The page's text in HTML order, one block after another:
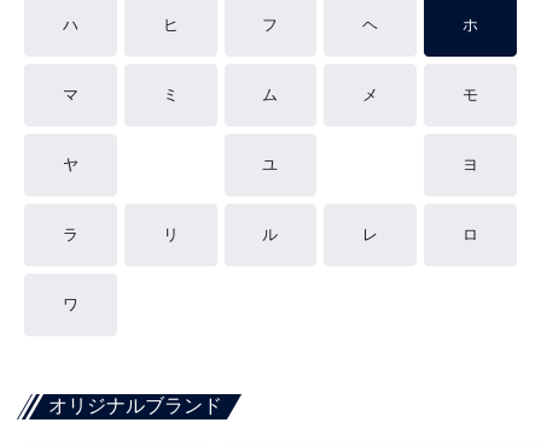
ハ ヒ フ ヘ ホ
マ ミ ム メ モ
ヤ ユ ヨ
ラ リ ル レ ロ
ワ
オリジナルブランド